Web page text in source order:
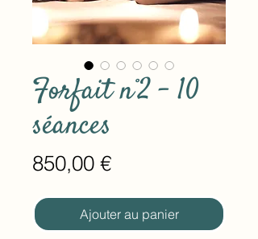
Forfait n°2 - 10
séances
850,00 €Prix
Ajouter au panier